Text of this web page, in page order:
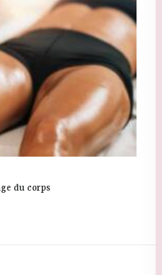
du corps